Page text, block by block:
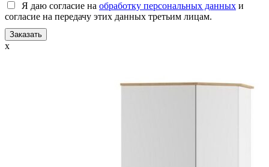
Я даю согласие на обработку персональных данных и
согласие на передачу этих данных третьим лицам.
x